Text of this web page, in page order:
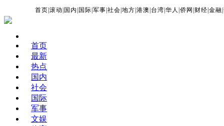
首页 |滚动 国内 国际 |军事 |社会 |地方 |港澳 台湾 |华人 |侨网 财经 |金融 |
首页
最新
热点
国内
社会
国际
军事
文娱